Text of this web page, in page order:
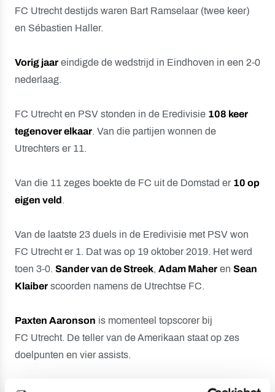
FC Utrecht destijds waren Bart Ramselaar (twee keer)
en Sébastien Haller.
Vorig jaar eindigde de wedstrijd in Eindhoven in een 2-0
nederlaag.
FC Utrecht en PSV stonden in de Eredivisie 108 keer
tegenover elkaar. Van die partijen wonnen de
Utrechters er 11.
Van die 11 zeges boekte de FC uit de Domstad er 10 op
eigen veld.
Van de laatste 23 duels in de Eredivisie met PSV won
FC Utrecht er 1. Dat was op 19 oktober 2019. Het werd
toen 3-0. Sander van de Streek, Adam Maher en Sean
Klaiber scoorden namens de Utrechtse FC.
Paxten Aaronson is momenteel topscorer bij
FC Utrecht. De teller van de Amerikaan staat op zes
doelpunten en vier assists.
FC Utrecht en PSV leverden in het seizoen 2022/2023